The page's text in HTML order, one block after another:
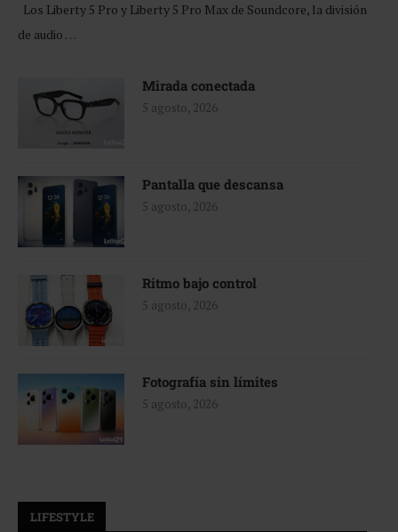
Los Liberty 5 Pro y Liberty 5 Pro Max de Soundcore, la división
de audio …
Mirada conectada
5 agosto, 2026
Pantalla que descansa
5 agosto, 2026
Ritmo bajo control
5 agosto, 2026
Fotografía sin límites
5 agosto, 2026
LIFESTYLE